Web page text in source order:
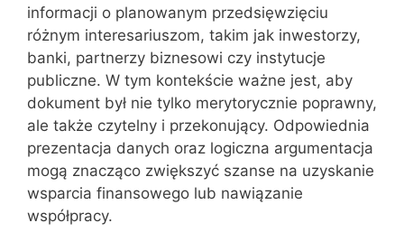
informacji o planowanym przedsięwzięciu
różnym interesariuszom, takim jak inwestorzy,
banki, partnerzy biznesowi czy instytucje
publiczne. W tym kontekście ważne jest, aby
dokument był nie tylko merytorycznie poprawny,
ale także czytelny i przekonujący. Odpowiednia
prezentacja danych oraz logiczna argumentacja
mogą znacząco zwiększyć szanse na uzyskanie
wsparcia finansowego lub nawiązanie
współpracy.